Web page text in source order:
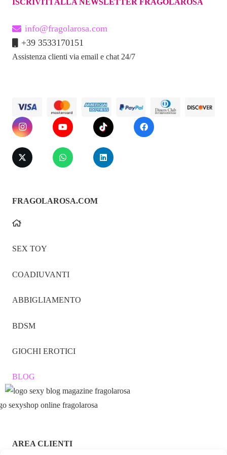
ISCRIVITI ALLA NEWSLETTER FRAGOLAROSA
info@fragolarosa.com
+39 3533170151
Assistenza clienti via email e chat 24/7
FRAGOLAROSA.COM
SEX TOY
COADIUVANTI
ABBIGLIAMENTO
BDSM
GIOCHI EROTICI
BLOG
AREA CLIENTI